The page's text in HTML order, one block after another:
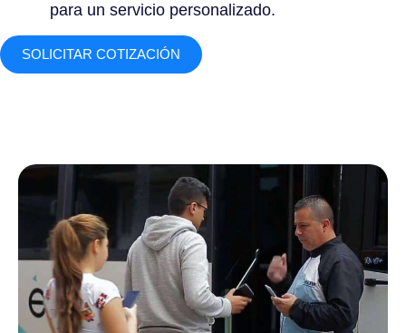
para un servicio personalizado.
SOLICITAR COTIZACIÓN